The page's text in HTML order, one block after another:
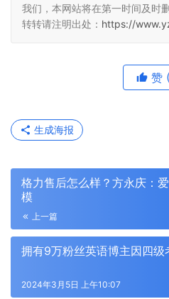
我们，本网站将在第一时间及时
转转请注明出处： https://
赞
生成海报
格力售后怎么样？方永庆：
模
上一篇
拥有9万粉丝英语博主因四
2024年3月5日 上午10:07